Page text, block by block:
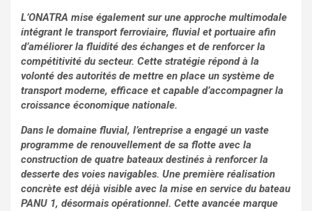
L’ONATRA mise également sur une approche multimodale
intégrant le transport ferroviaire, fluvial et portuaire afin
d’améliorer la fluidité des échanges et de renforcer la
compétitivité du secteur. Cette stratégie répond à la
volonté des autorités de mettre en place un système de
transport moderne, efficace et capable d’accompagner la
croissance économique nationale.
Dans le domaine fluvial, l’entreprise a engagé un vaste
programme de renouvellement de sa flotte avec la
construction de quatre bateaux destinés à renforcer la
desserte des voies navigables. Une première réalisation
concrète est déjà visible avec la mise en service du bateau
PANU 1, désormais opérationnel. Cette avancée marque